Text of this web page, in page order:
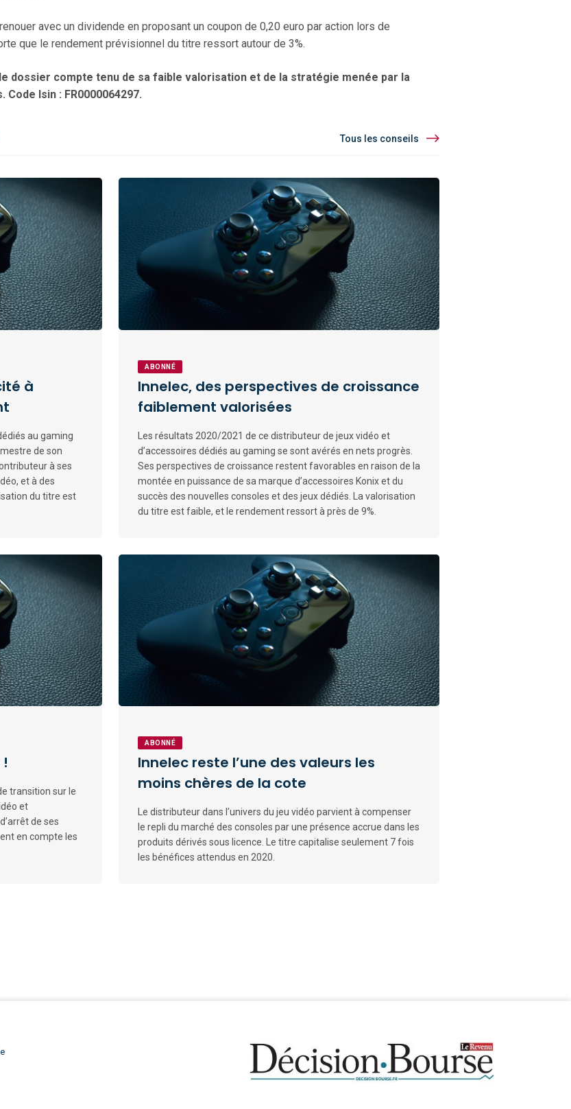
avec un dividende en proposant un coupon de 0,20 euro par action lors de
que le rendement prévisionnel du titre ressort autour de 3%.
dossier compte tenu de sa faible valorisation et de la stratégie menée par la
Isin : FR0000064297.
Tous les conseils
à
au gaming
de son
à ses
et à des
du titre est
ABONNÉ
Innelec, des perspectives de croissance
faiblement valorisées
Les résultats 2020/2021 de ce distributeur de jeux vidéo et
d’accessoires dédiés au gaming se sont avérés en nets progrès.
Ses perspectives de croissance restent favorables en raison de la
montée en puissance de sa marque d’accessoires Konix et du
succès des nouvelles consoles et des jeux dédiés. La valorisation
du titre est faible, et le rendement ressort à près de 9%.
transition sur le
et
de ses
en compte les
ABONNÉ
Innelec reste l’une des valeurs les
moins chères de la cote
Le distributeur dans l’univers du jeu vidéo parvient à compenser
le repli du marché des consoles par une présence accrue dans les
produits dérivés sous licence. Le titre capitalise seulement 7 fois
les bénéfices attendus en 2020.